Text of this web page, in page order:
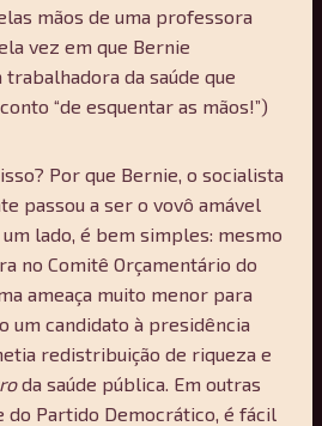
mãos de uma professora
vez em que Bernie
trabalhadora da saúde que
“de esquentar as mãos!”)
Por que Bernie, o socialista
passou a ser o vovô amável
lado, é bem simples: mesmo
no Comitê Orçamentário do
ameaça muito menor para
um candidato à presidência
redistribuição de riqueza e
da saúde pública. Em outras
do Partido Democrático, é fácil